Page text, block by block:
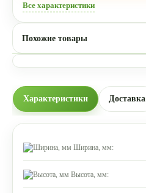
Все характеристики
Похожие товары
Характеристики Доставка
Ширина, мм:
Высота, мм: